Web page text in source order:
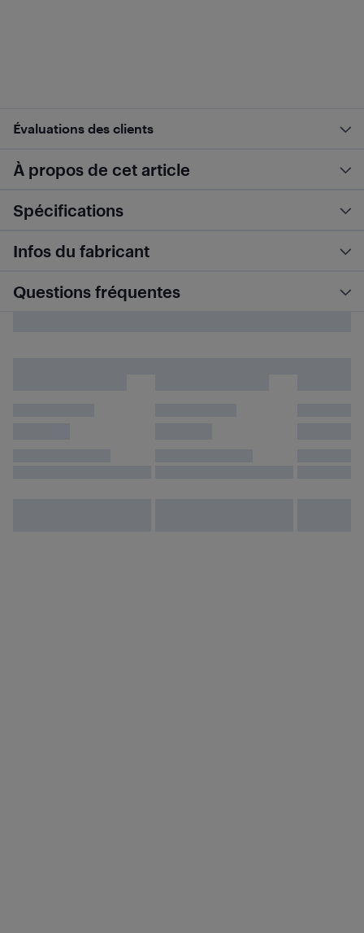
Évaluations des clients
À propos de cet article
Spécifications
Infos du fabricant
Questions fréquentes